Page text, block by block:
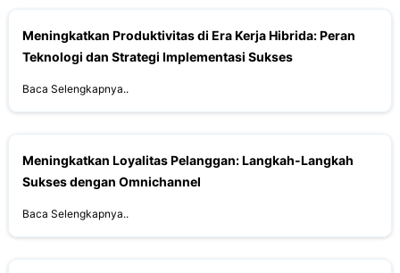
Meningkatkan Produktivitas di Era Kerja Hibrida: Peran
Teknologi dan Strategi Implementasi Sukses
Baca Selengkapnya..
Meningkatkan Loyalitas Pelanggan: Langkah-Langkah
Sukses dengan Omnichannel
Baca Selengkapnya..